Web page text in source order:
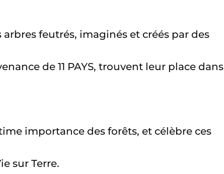
feutrés, imaginés et créés par des
de 11 PAYS, trouvent leur place dans
importance des forêts, et célèbre ces
sur Terre.